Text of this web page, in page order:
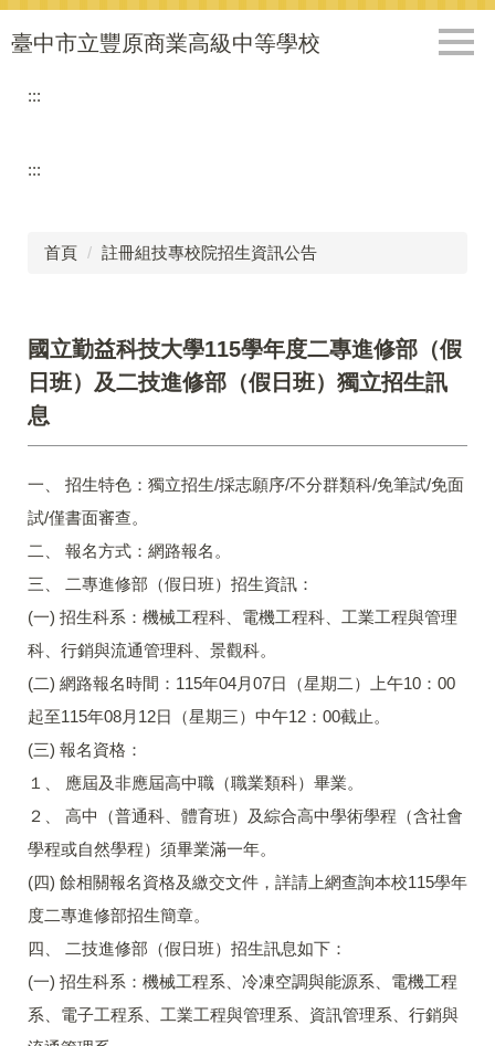
跳
到
臺中市立豐原商業高級中等學校
:::
:::
首頁 註冊組技專校院招生資訊公告
國立勤益科技大學115學年度二專進修部（假
日班）及二技進修部（假日班）獨立招生訊
息
一、 招生特色：獨立招生/採志願序/不分群類科/免筆試/免面
試/僅書面審查。
二、 報名方式：網路報名。
三、 二專進修部（假日班）招生資訊：
(一) 招生科系：機械工程科、電機工程科、工業工程與管理
科、行銷與流通管理科、景觀科。
(二) 網路報名時間：115年04月07日（星期二）上午10：00
起至115年08月12日（星期三）中午12：00截止。
(三) 報名資格：
１、 應屆及非應屆高中職（職業類科）畢業。
２、 高中（普通科、體育班）及綜合高中學術學程（含社會
學程或自然學程）須畢業滿一年。
(四) 餘相關報名資格及繳交文件，詳請上網查詢本校115學年
度二專進修部招生簡章。
四、 二技進修部（假日班）招生訊息如下：
(一) 招生科系：機械工程系、冷凍空調與能源系、電機工程
系、電子工程系、工業工程與管理系、資訊管理系、行銷與